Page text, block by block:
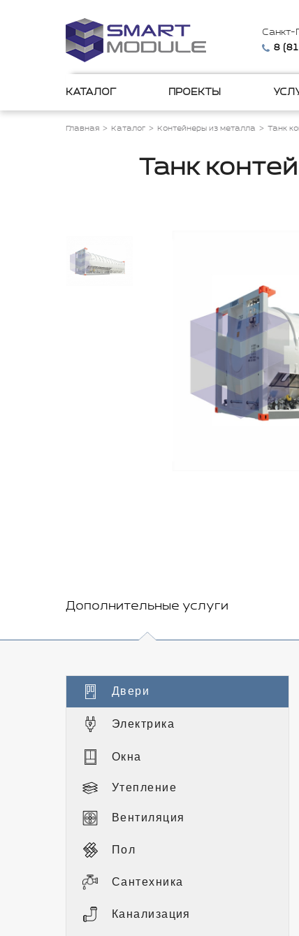
Санкт-
8
КАТАЛОГ ПРОЕКТЫ
Главная Каталог Контейнеры из металла Танк
Танк
Дополнительные услуги
Двери
Электрика
Окна
Утепление
Вентиляция
Пол
Сантехника
Канализация